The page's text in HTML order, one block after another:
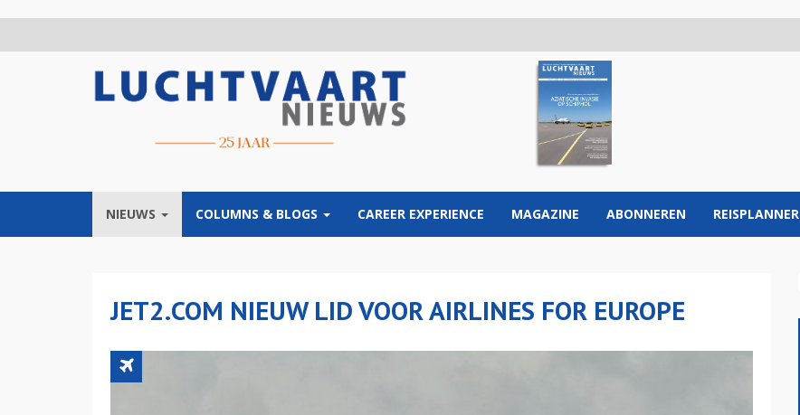
NIEUWS COLUMNS & BLOGS CAREER EXPERIENCE MAGAZINE ABONNEREN REISPLANNER
JET2.COM NIEUW LID VOOR AIRLINES FOR EUROPE